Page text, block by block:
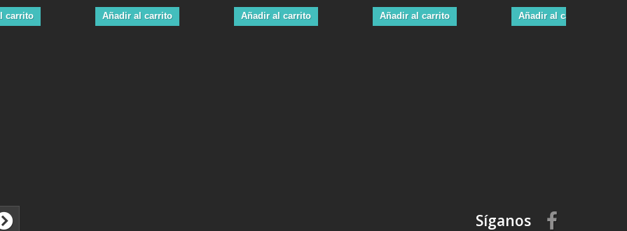
carrito Añadir al carrito Añadir al carrito Añadir al carrito Añadir al carrito
Síganos